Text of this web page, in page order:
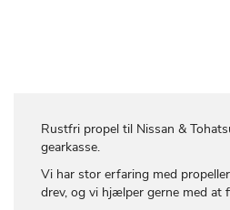
Rustfri propel til Nissan &
gearkasse.
Vi har stor erfaring med
drev, og vi hjælper gerne med at